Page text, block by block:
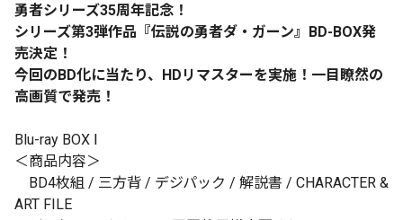
勇者シリーズ35周年記念！
シリーズ第3弾作品『伝説の勇者ダ・ガーン』BD-BOX発
売決定！
今回のBD化に当たり、HDリマスターを実施！一目瞭然の
高画質で発売！
Blu-ray BOX Ⅰ
＜商品内容＞
BD4枚組 / 三方背 / デジパック / 解説書 / CHARACTER &
ART FILE